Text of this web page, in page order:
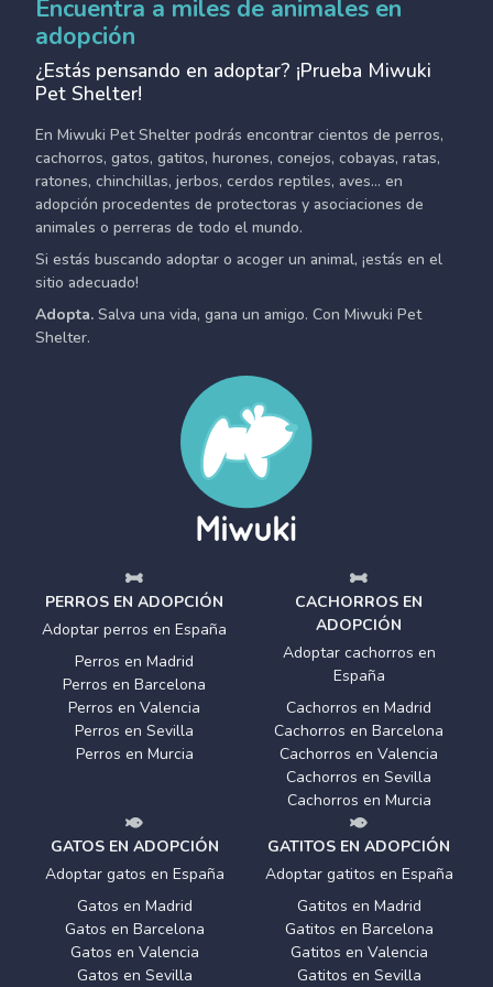
Encuentra a miles de animales en
adopción
¿Estás pensando en adoptar? ¡Prueba Miwuki
Pet Shelter!
En Miwuki Pet Shelter podrás encontrar cientos de perros,
cachorros, gatos, gatitos, hurones, conejos, cobayas, ratas,
ratones, chinchillas, jerbos, cerdos reptiles, aves... en
adopción procedentes de protectoras y asociaciones de
animales o perreras de todo el mundo.
Si estás buscando adoptar o acoger un animal, ¡estás en el
sitio adecuado!
Adopta. Salva una vida, gana un amigo. Con Miwuki Pet
Shelter.
PERROS EN ADOPCIÓN
Adoptar perros en España
Perros en Madrid
Perros en Barcelona
Perros en Valencia
Perros en Sevilla
Perros en Murcia
CACHORROS EN
ADOPCIÓN
Adoptar cachorros en
España
Cachorros en Madrid
Cachorros en Barcelona
Cachorros en Valencia
Cachorros en Sevilla
Cachorros en Murcia
GATOS EN ADOPCIÓN
Adoptar gatos en España
Gatos en Madrid
Gatos en Barcelona
Gatos en Valencia
Gatos en Sevilla
GATITOS EN ADOPCIÓN
Adoptar gatitos en España
Gatitos en Madrid
Gatitos en Barcelona
Gatitos en Valencia
Gatitos en Sevilla